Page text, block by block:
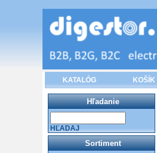
KATALÓG KOŠÍK
Hľadanie
HĽADAJ
Sortiment